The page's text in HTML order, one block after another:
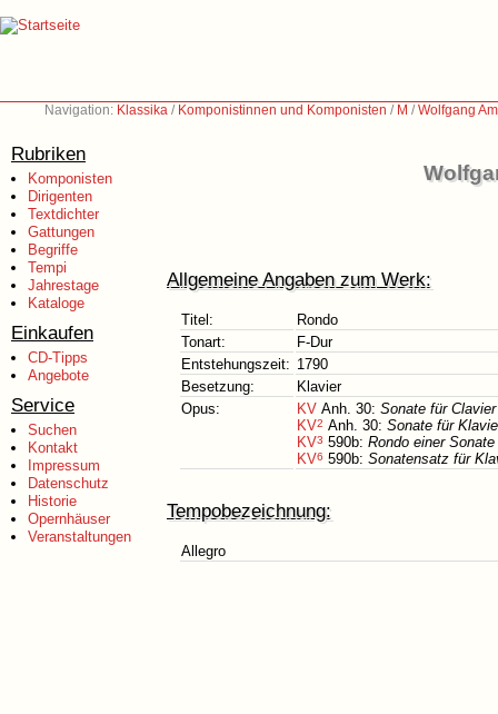
Navigation: Klassika / Komponistinnen und Komponisten / M /Wolfgang
Rubriken
Komponisten
Dirigenten
Textdichter
Gattungen
Begriffe
Tempi
Jahrestage
Kataloge
Einkaufen
CD-Tipps
Angebote
Service
Suchen
Kontakt
Impressum
Datenschutz
Historie
Opernhäuser
Veranstaltungen
Allgemeine Angaben zum Werk:
Titel:
Rondo
Tonart:
F-Dur
Entstehungszeit: 1790
Besetzung:
Klavier
Opus:
KV Anh. 30: Sonate für Clavier
KV2 Anh. 30: Sonate für
KV3 590b: Rondo einer
KV6 590b: Sonatensatz für
Tempobezeichnung:
Allegro